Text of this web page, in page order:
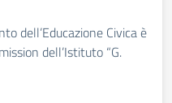
dell’Educazione Civica è
dell’Istituto “G.